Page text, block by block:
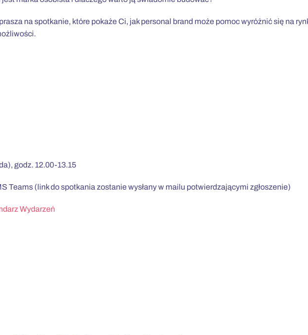
na spotkanie, które pokaże Ci, jak personal brand może pomoc wyróżnić się na
godz. 12.00-13.15
Teams (link do spotkania zostanie wysłany w mailu potwierdzającymi zgłoszenie)
Wydarzeń